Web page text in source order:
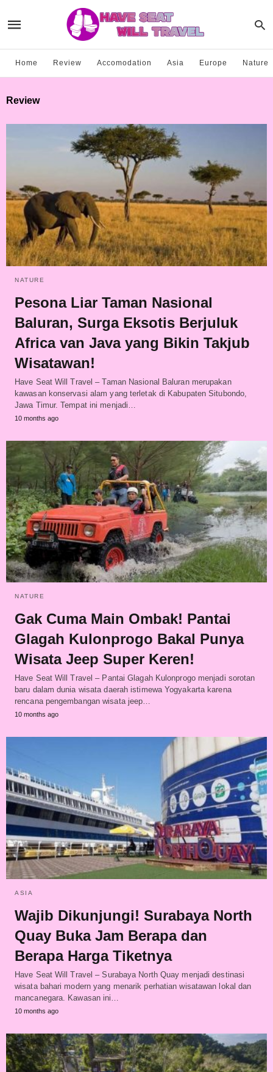
Home Review Accomodation Asia Europe Nature
Review
NATURE
Pesona Liar Taman Nasional
Baluran, Surga Eksotis Berjuluk
Africa van Java yang Bikin Takjub
Wisatawan!
Have Seat Will Travel – Taman Nasional Baluran merupakan
kawasan konservasi alam yang terletak di Kabupaten Situbondo,
Jawa Timur. Tempat ini menjadi…
10 months ago
NATURE
Gak Cuma Main Ombak! Pantai
Glagah Kulonprogo Bakal Punya
Wisata Jeep Super Keren!
Have Seat Will Travel – Pantai Glagah Kulonprogo menjadi sorotan
baru dalam dunia wisata daerah istimewa Yogyakarta karena
rencana pengembangan wisata jeep…
10 months ago
ASIA
Wajib Dikunjungi! Surabaya North
Quay Buka Jam Berapa dan
Berapa Harga Tiketnya
Have Seat Will Travel – Surabaya North Quay menjadi destinasi
wisata bahari modern yang menarik perhatian wisatawan lokal dan
mancanegara. Kawasan ini…
10 months ago